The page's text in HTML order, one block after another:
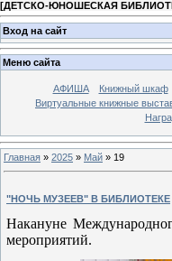
[ДЕТСКО-ЮНОШЕСКАЯ
Вход на сайт
Меню сайта
АФИША Книжный шкаф
Виртуальные книжные
Главная » 2025 » Май » 19
"НОЧЬ МУЗЕЕВ" В БИБЛИОТЕКЕ
Накануне
мероприятий.